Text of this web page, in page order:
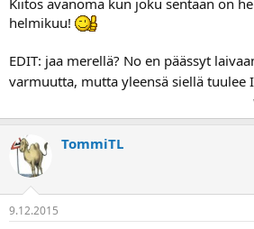
Ilmoitus vain välityksellä tänne jollain
helmikuu!
EDIT: jaa merellä? No en päässyt
varmuutta, mutta yleensä siellä tuulee
TommiTL
9.12.2015